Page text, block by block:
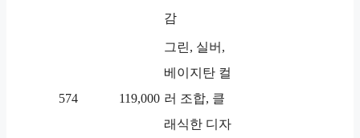
감
574 119,000
그린, 실버,
베이지탄 컬
러 조합, 클
래식한 디자